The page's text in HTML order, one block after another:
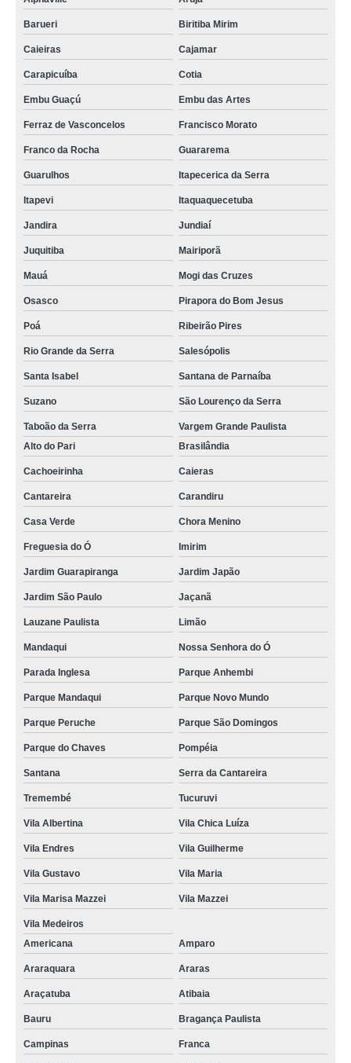
Barueri Biritiba Mirim
Caieiras Cajamar
Carapicuíba Cotia
Embu Guaçú Embu das Artes
Ferraz de Vasconcelos Francisco Morato
Franco da Rocha Guararema
Guarulhos Itapecerica da Serra
Itapevi Itaquaquecetuba
Jandira Jundiaí
Juquitiba Mairiporã
Mauá Mogi das Cruzes
Osasco Pirapora do Bom Jesus
Poá Ribeirão Pires
Rio Grande da Serra Salesópolis
Santa Isabel Santana de Parnaíba
Suzano São Lourenço da Serra
Taboão da Serra
Vargem Grande Paulista
Alto do Pari
Brasilândia
Cachoeirinha Caieras
Cantareira Carandiru
Casa Verde Chora Menino
Freguesia do Ó Imirim
Jardim Guarapiranga Jardim Japão
Jardim São Paulo Jaçanã
Lauzane Paulista Limão
Mandaqui Nossa Senhora do Ó
Parada Inglesa Parque Anhembi
Parque Mandaqui Parque Novo Mundo
Parque Peruche Parque São Domingos
Parque do Chaves Pompéia
Santana Serra da Cantareira
Tremembé Tucuruvi
Vila Albertina Vila Chica Luíza
Vila Endres Vila Guilherme
Vila Gustavo Vila Maria
Vila Marisa Mazzei Vila Mazzei
Vila Medeiros
Americana
Amparo
Araraquara Araras
Araçatuba Atibaia
Bauru Bragança Paulista
Campinas Franca